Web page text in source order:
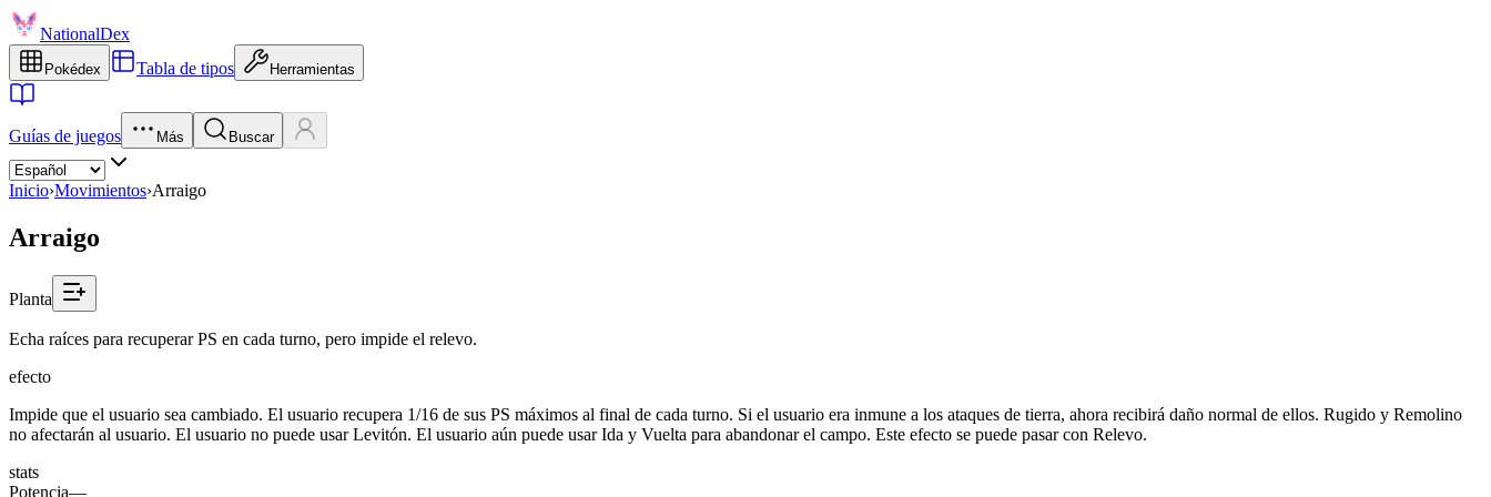
NationalDex
Pokédex Tabla de tipos Herramientas
Guías de juegos Más Buscar
Inicio›Movimientos›Arraigo
Arraigo
Planta
Echa raíces para recuperar PS en cada turno, pero impide el relevo.
efecto
Impide que el usuario sea cambiado. El usuario recupera 1/16 de sus PS máximos al final de cada turno. Si el usuario era inmune a los ataques de tierra, ahora recibirá daño normal de ellos. Rugido y Remolino
no afectarán al usuario. El usuario no puede usar Levitón. El usuario aún puede usar Ida y Vuelta para abandonar el campo. Este efecto se puede pasar con Relevo.
stats
Potencia—